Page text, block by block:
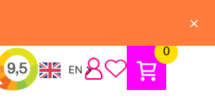
EN
0
×